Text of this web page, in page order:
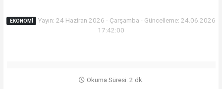
EKONOMI
Yayın: 24 Haziran 2026 - Çarşamba - Güncelleme: 24.06.2026
17:42:00
Okuma Süresi: 2 dk.